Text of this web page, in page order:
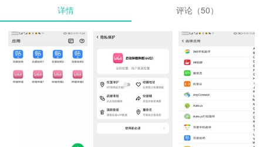
详情 评论（50）